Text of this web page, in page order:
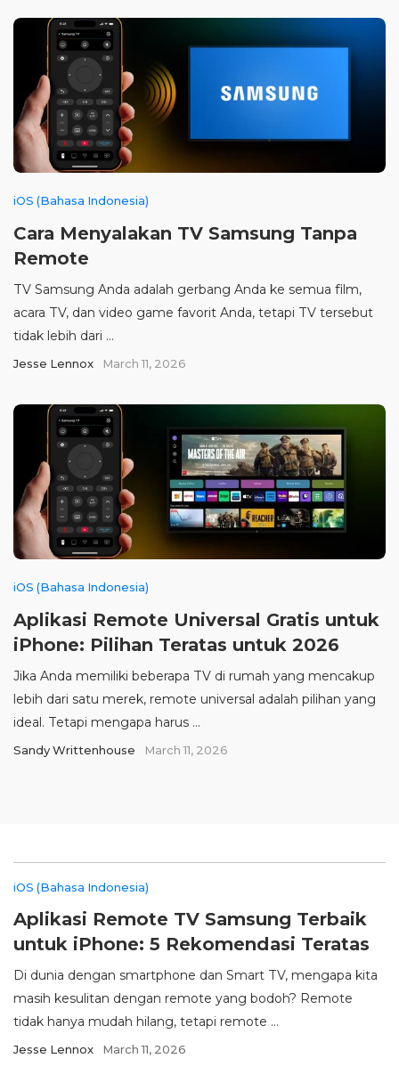
iOS (Bahasa Indonesia)
Cara Menyalakan TV Samsung Tanpa
Remote
TV Samsung Anda adalah gerbang Anda ke semua film,
acara TV, dan video game favorit Anda, tetapi TV tersebut
tidak lebih dari ...
Jesse Lennox March 11, 2026
iOS (Bahasa Indonesia)
Aplikasi Remote Universal Gratis untuk
iPhone: Pilihan Teratas untuk 2026
Jika Anda memiliki beberapa TV di rumah yang mencakup
lebih dari satu merek, remote universal adalah pilihan yang
ideal. Tetapi mengapa harus ...
Sandy Writtenhouse March 11, 2026
iOS (Bahasa Indonesia)
Aplikasi Remote TV Samsung Terbaik
untuk iPhone: 5 Rekomendasi Teratas
Di dunia dengan smartphone dan Smart TV, mengapa kita
masih kesulitan dengan remote yang bodoh? Remote
tidak hanya mudah hilang, tetapi remote ...
Jesse Lennox March 11, 2026